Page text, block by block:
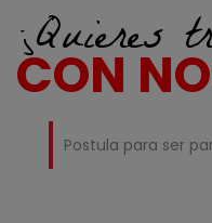
¿Quieres
CON
Postula para ser